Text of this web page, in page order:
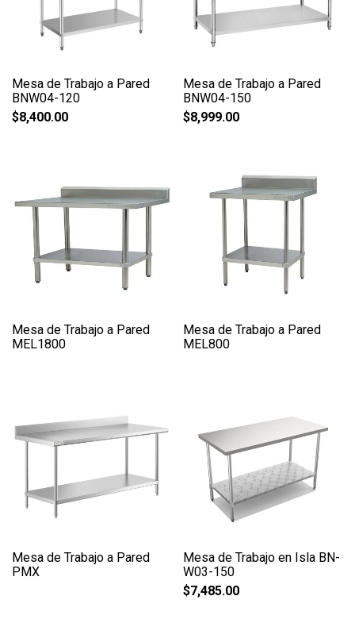
Mesa de Trabajo a Pared
BNW04-120
$8,400.00
Mesa de Trabajo a Pared
BNW04-150
$8,999.00
Mesa de Trabajo a Pared
MEL1800
Mesa de Trabajo a Pared
MEL800
Mesa de Trabajo a Pared
PMX
Mesa de Trabajo en Isla BN-
W03-150
$7,485.00